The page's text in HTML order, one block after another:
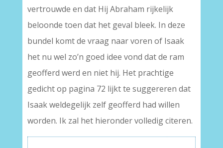
vertrouwde en dat Hij Abraham rijkelijk
beloonde toen dat het geval bleek. In deze
bundel komt de vraag naar voren of Isaak
het nu wel zo’n goed idee vond dat de ram
geofferd werd en niet hij. Het prachtige
gedicht op pagina 72 lijkt te suggereren dat
Isaak weldegelijk zelf geofferd had willen
worden. Ik zal het hieronder volledig citeren.